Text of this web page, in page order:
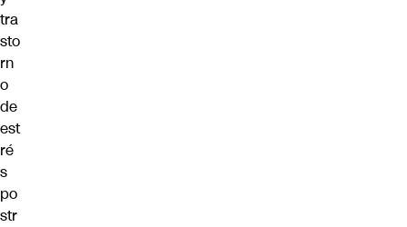
tra
sto
rn
o
de
est
ré
s
po
str